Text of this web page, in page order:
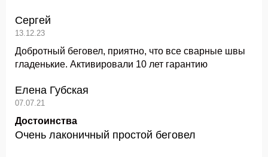
Сергей
13.12.23
Добротный беговел, приятно, что все сварные швы
гладенькие. Активировали 10 лет гарантию
Елена Губская
07.07.21
Достоинства
Очень лаконичный простой беговел